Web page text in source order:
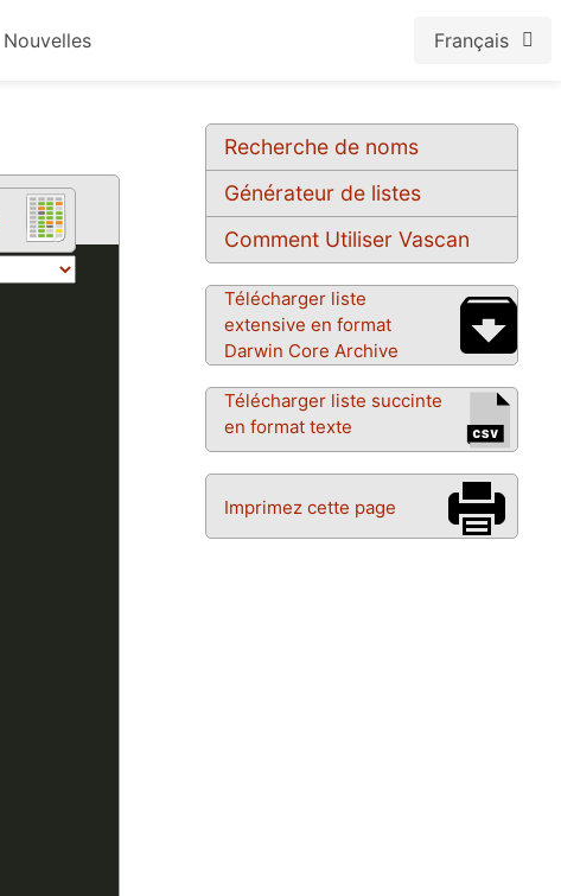
Nouvelles Français
Recherche de noms
Générateur de listes
Comment Utiliser Vascan
Télécharger liste
extensive en format
Darwin Core Archive
Télécharger liste succinte
en format texte
Imprimez cette page